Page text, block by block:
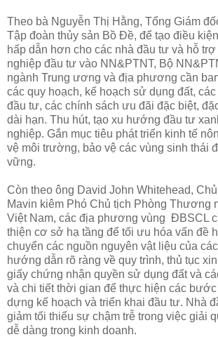
Theo bà Nguyễn Thị Hằng, Tổng Giám
Tập đoàn thủy sản Bồ Ðề, để tạo điều
hấp dẫn hơn cho các nhà đầu tư và hỗ
nghiệp đầu tư vào NN&PTNT, Bộ
ngành Trung ương và địa phương cần
các quy hoạch, kế hoạch sử dụng đất,
đầu tư, các chính sách ưu đãi đặc biệt,
dài hạn. Thu hút, tạo xu hướng đầu tư
nghiệp. Gắn mục tiêu phát triển kinh tế
vệ môi trường, bảo vệ các vùng sinh thái
vững.
Còn theo ông David John Whitehead,
Mavin kiêm Phó Chủ tịch Phòng Thương
Việt Nam, các địa phương vùng ÐBSCL
thiện cơ sở hạ tầng để tối ưu hóa vấn đề
chuyển các nguồn nguyên vật liệu của
hướng dẫn rõ ràng về quy trình, thủ tục
giấy chứng nhận quyền sử dụng đất và
và chi tiết thời gian để thực hiện các
dựng kế hoạch và triển khai đầu tư. Nhà
giảm tối thiểu sự chậm trễ trong việc giải
dễ dàng trong kinh doanh.